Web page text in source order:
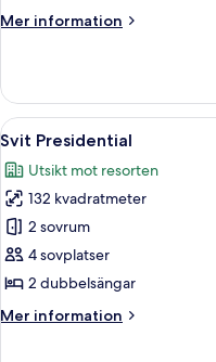
Mer information
Mer
(Party)
Öppna
alla
foton
för
Svit
Presidential
9
Svit Presidential
Utsikt mot resorten
132 kvadratmeter
2 sovrum
4 sovplatser
2 dubbelsängar
Mer information
Mer